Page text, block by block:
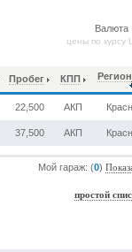
цены по
Пробег КПП
22,500 АКП
37,500 АКП
Мой гараж: (0)
простой